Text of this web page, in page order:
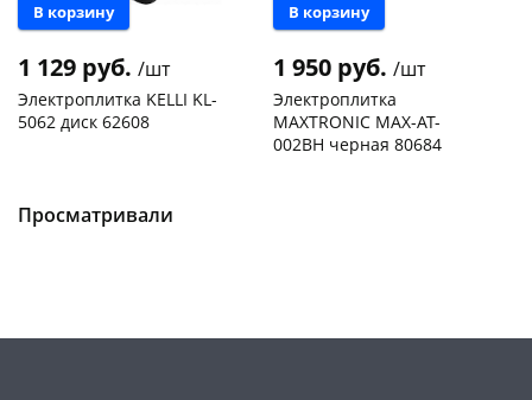
В корзину
1 129 руб. /шт
Электроплитка KELLI KL-
5062 диск 62608
Код товара
В корзину
1 950 руб. /шт
Электроплитка
MAXTRONIC MAX-AT-
002BH черная 80684
Просматривали